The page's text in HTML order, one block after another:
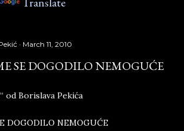
March 11, 2010
SE DOGODILO NEMOGUĆE
od Borislava Pekića
DO­GO­DI­LO NE­MO­GUĆE